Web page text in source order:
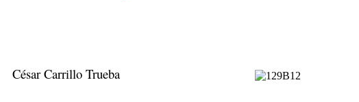
César Carrillo Trueba